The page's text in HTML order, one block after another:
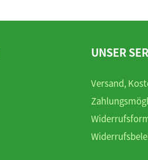
UNSER
Versand,